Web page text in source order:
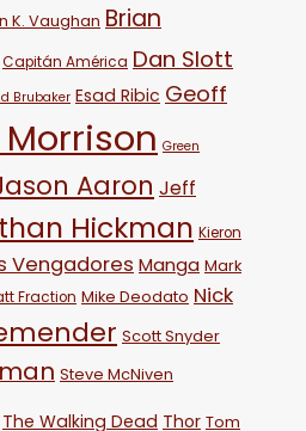
K. Vaughan Brian
Capitán América Dan Slott
Brubaker Esad Ribic Geoff
Green
Aaron Jeff
Hickman Kieron
Vengadores Manga Mark
Fraction Mike Deodato Nick
Scott Snyder
Steve McNiven
The Walking Dead Thor Tom